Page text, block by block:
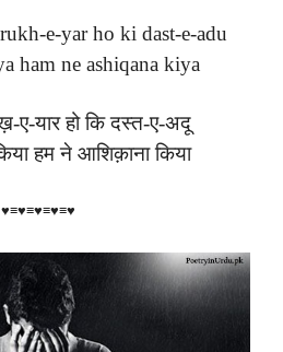
e-yar ho ki dast-e-adu
ham ne ashiqana kiya
ए-यार हो कि दस्त-ए-अदू
हम ने आशिक़ाना किया
♥≡♥≡♥≡♥≡♥